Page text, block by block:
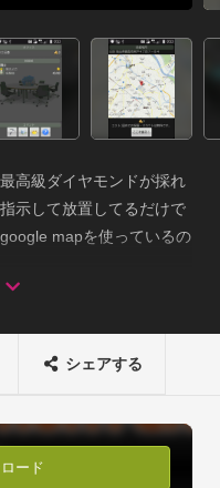
高級ダイヤモンドが採れ
示して放置してるだけで
mapを使っているの
ます。
シェアする
ード